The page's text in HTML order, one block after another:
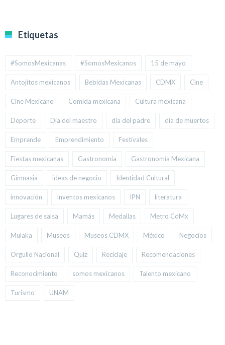
Etiquetas
#SomosMexicanas #SomosMexicanos 15 de mayo
Antojitos mexicanos Bebidas Mexicanas CDMX Cine
Cine Mexicano Comida mexicana Cultura mexicana
Deporte Día del maestro día del padre día de muertos
Emprende Emprendimiento Festivales
Fiestas mexicanas Gastronomía Gastronomía Mexicana
Gimnasia ideas de negocio Identidad Cultural
innovación Inventos mexicanos IPN literatura
Lugares de salsa Mamás Medallas Metro CdMx
Mulaka Museos Museos CDMX México Negocios
Orgullo Nacional Quiz Reciclaje Recomendaciones
Reconocimiento somos mexicanos Talento mexicano
Turismo UNAM